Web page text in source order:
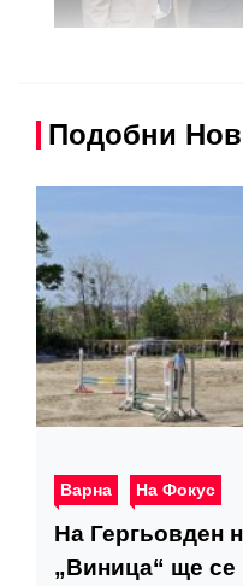
Подобни
Варна На Фокус
На Гергьовден
„Виница“ ще се